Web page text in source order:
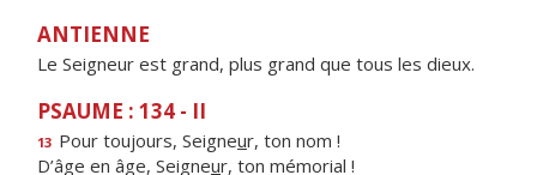
ANTIENNE
Le Seigneur est grand, plus grand que tous les dieux.
PSAUME : 134 - II
13 Pour toujours, Seigneur, ton nom !
D’âge en âge, Seigneur, ton mémorial !